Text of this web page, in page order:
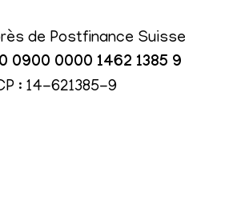
de Postfinance Suisse
0900 0000 1462 1385 9
: 14-621385-9